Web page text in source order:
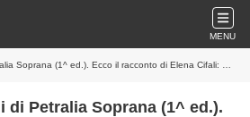
MENU
Ecco il racconto di Elena Cifali: questa volta, una favoletta ristretta per runner intenditori
di Petralia Soprana (1^ ed.).